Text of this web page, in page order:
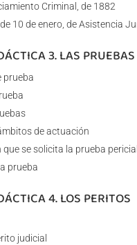
Criminal, de 1882
10 de enero, de Asistencia
3. LAS
prueba
de actuación
se solicita la prueba pericial
prueba
4. LOS PERITOS
judicial